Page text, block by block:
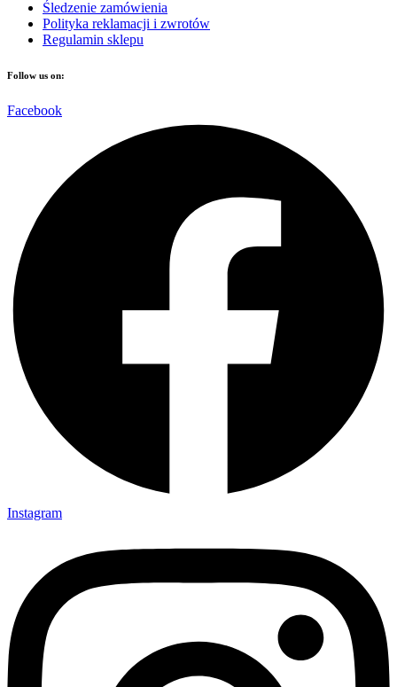
Śledzenie zamówienia
Polityka reklamacji i zwrotów
Regulamin sklepu
Follow us on:
Facebook
Instagram